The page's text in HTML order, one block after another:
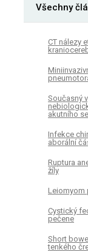
Všechny
CT nálezy
Současný
akutního
Infekce
aborální
Ruptura
žíly
Leiomyom
Cystický
pečene
Short
tenkého